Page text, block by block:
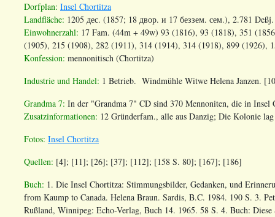
Dorfplan: Insel Chortitza
Landfläche: 1205 дес. (1857; 18 двор. и 17 беззем. сем.), 2.781
Einwohnerzahl: 17 Fam. (44m + 49w) 93 (1816), 93 (1818), 351
(1905), 215 (1908), 282 (1911), 314 (1914), 314 (1918), 899 (1926),
Konfession: mennonitisch (Chortitza)
Industrie und Handel: 1 Betrieb. Windmühle Witwe Helena Janzen.
Grandma 7: In der "Grandma 7" CD sind 370 Mennoniten, die in Insel
Zusatzinformationen: 12 Gründerfam., alle aus Danzig; Die Kolonie
Fotos: Insel Chortitza
Quellen: [4]; [11]; [26]; [37]; [112]; [158 S. 80]; [167]; [186]
Buch: 1. Die Insel Chortitza: Stimmungsbilder, Gedanken, und
from Kaump to Canada. Helena Braun. Sardis, B.C. 1984. 190 S. 3.
Rußland, Winnipeg: Echo-Verlag, Buch 14. 1965. 58 S. 4. Buch: